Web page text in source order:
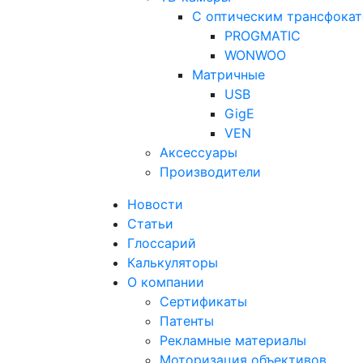
С оптическим
PROGMATIC
WONWOO
Матричные
USB
GigE
VEN
Аксессуары
Производители
Новости
Статьи
Глоссарий
Калькуляторы
О компании
Сертификаты
Патенты
Рекламные материалы
Моторизация объективов